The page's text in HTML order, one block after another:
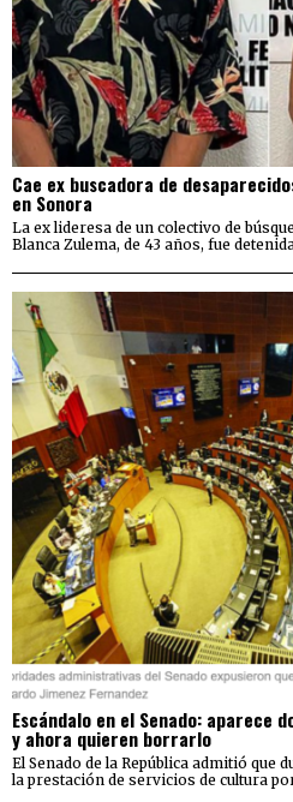
Cae ex buscadora de
en Sonora
La ex lideresa de un colectivo de
Blanca Zulema, de 43 años, fue
Escándalo en el Senado: aparece
y ahora quieren borrarlo
El Senado de la República admitió que
la prestación de servicios de cultura